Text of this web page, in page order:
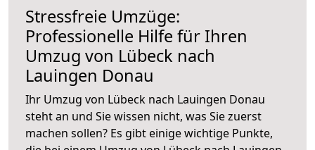
Stressfreie Umzüge:
Professionelle Hilfe für Ihren
Umzug von Lübeck nach
Lauingen Donau
Ihr Umzug von Lübeck nach Lauingen Donau
steht an und Sie wissen nicht, was Sie zuerst
machen sollen? Es gibt einige wichtige Punkte,